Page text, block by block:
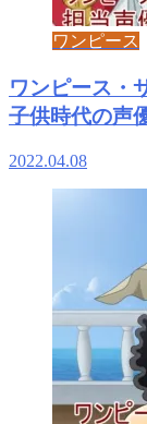
ワンピース
ワンピース・
子供時代の声
2022.04.08